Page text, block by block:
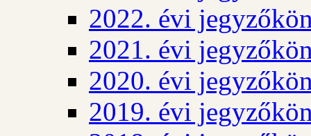
2022. évi
2021. évi
2020. évi
2019. évi